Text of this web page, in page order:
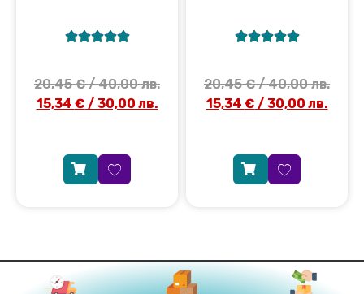

20,45€/ 40,00 лв.
15,34 € / 30,00 лв.

20,45€/ 40,00 лв.
15,34 € / 30,00 лв.